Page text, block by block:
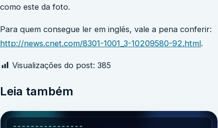
como este da foto.
Para quem consegue ler em inglês, vale a pena conferir:
http://news.cnet.com/8301-1001_3-10209580-92.html.
Visualizações do post: 385
Leia também